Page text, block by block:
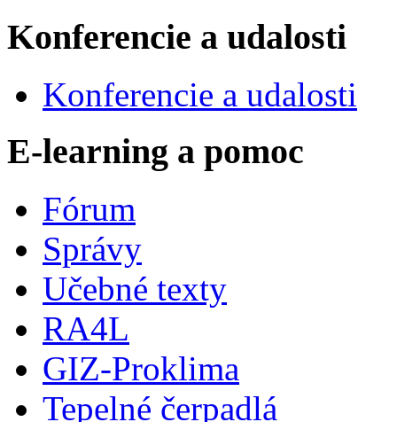
Konferencie a udalosti
Konferencie a udalosti
E-learning a pomoc
Fórum
Správy
Učebné texty
RA4L
GIZ-Proklima
Tepelné čerpadlá